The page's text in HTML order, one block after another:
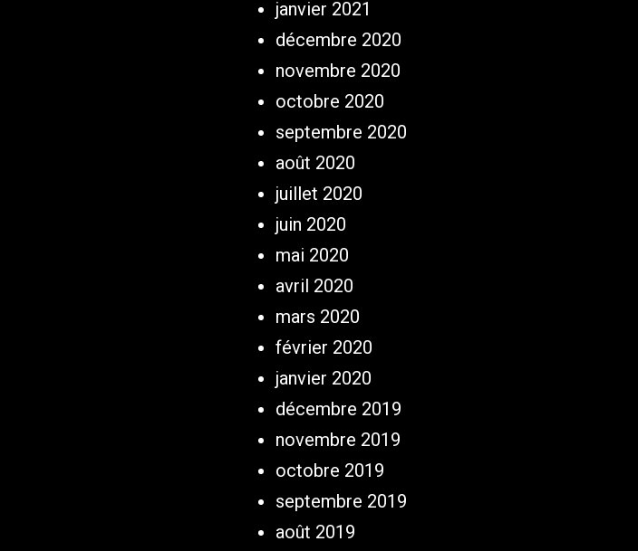
janvier 2021
décembre 2020
novembre 2020
octobre 2020
septembre 2020
août 2020
juillet 2020
juin 2020
mai 2020
avril 2020
mars 2020
février 2020
janvier 2020
décembre 2019
novembre 2019
octobre 2019
septembre 2019
août 2019